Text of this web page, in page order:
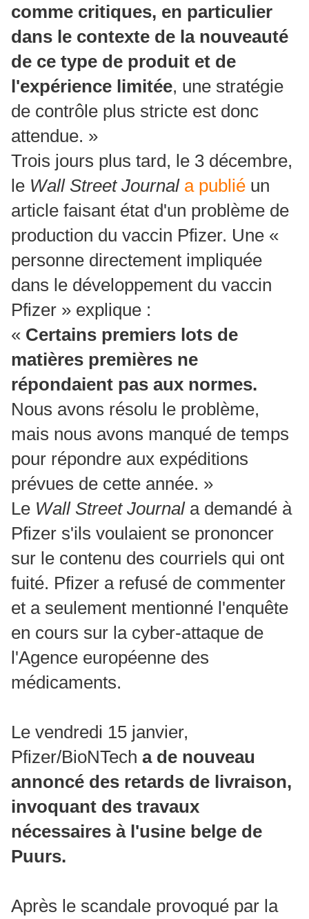
comme critiques, en particulier
dans le contexte de la nouveauté
de ce type de produit et de
l'expérience limitée, une stratégie
de contrôle plus stricte est donc
attendue. »
Trois jours plus tard, le 3 décembre,
le Wall Street Journal a publié un
article faisant état d'un problème de
production du vaccin Pfizer. Une «
personne directement impliquée
dans le développement du vaccin
Pfizer » explique :
« Certains premiers lots de
matières premières ne
répondaient pas aux normes.
Nous avons résolu le problème,
mais nous avons manqué de temps
pour répondre aux expéditions
prévues de cette année. »
Le Wall Street Journala demandé à
Pfizer s'ils voulaient se prononcer
sur le contenu des courriels qui ont
fuité. Pfizer a refusé de commenter
et a seulement mentionné l'enquête
en cours sur la cyber-attaque de
l'Agence européenne des
médicaments.
Le vendredi 15 janvier,
Pfizer/BioNTech a de nouveau
annoncé des retards de livraison,
invoquant des travaux
nécessaires à l'usine belge de
Puurs.
Après le scandale provoqué par la